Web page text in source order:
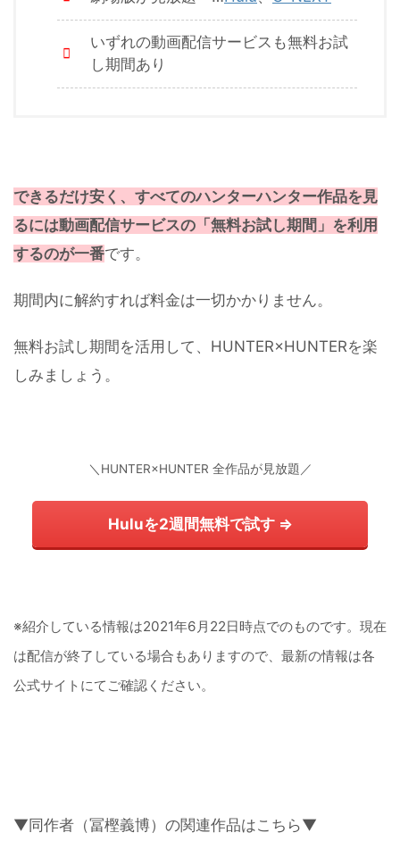
いずれの動画配信サービスも無料お試
し期間あり
できるだけ安く、すべてのハンターハンター作品を見
るには動画配信サービスの「無料お試し期間」を利用
するのが一番です。
期間内に解約すれば料金は一切かかりません。
無料お試し期間を活用して、HUNTER×HUNTERを楽
しみましょう。
＼HUNTER×HUNTER 全作品が見放題／
Huluを2週間無料で試す ⇒
※紹介している情報は2021年6月22日時点でのものです。現在
は配信が終了している場合もありますので、最新の情報は各
公式サイトにてご確認ください。
▼同作者（冨樫義博）の関連作品はこちら▼